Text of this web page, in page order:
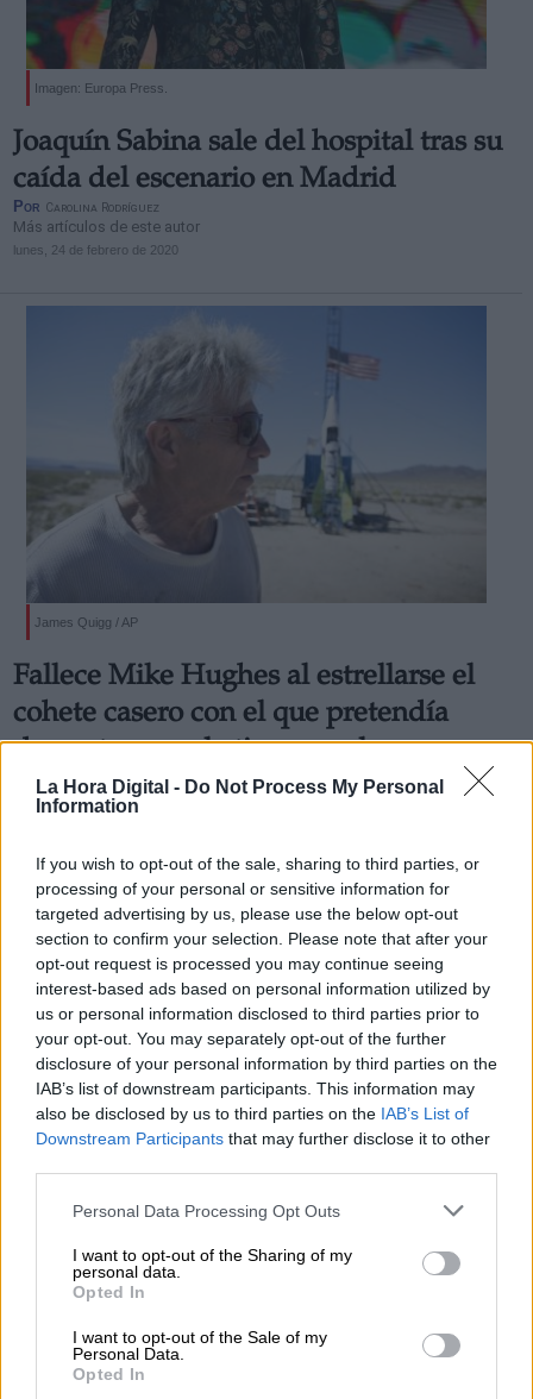
La Hora Digital - Do Not Process My Personal
Information
If you wish to opt-out of the sale, sharing to third parties, or
processing of your personal or sensitive information for
targeted advertising by us, please use the below opt-out
section to confirm your selection. Please note that after your
opt-out request is processed you may continue seeing
interest-based ads based on personal information utilized by
us or personal information disclosed to third parties prior to
your opt-out. You may separately opt-out of the further
disclosure of your personal information by third parties on the
IAB’s list of downstream participants. This information may
also be disclosed by us to third parties on the IAB’s List of
Downstream Participants that may further disclose it to other
Personal Data Processing Opt Outs
I want to opt-out of the Sharing of my
personal data.
Opted In
I want to opt-out of the Sale of my
Personal Data.
Opted In
Imagen: Europa Press.
Joaquín Sabina sale del hospital tras su
caída del escenario en Madrid
Por Carolina Rodríguez
Más artículos de este autor
lunes, 24 de febrero de 2020
James Quigg / AP
Fallece Mike Hughes al estrellarse el
cohete casero con el que pretendía
demostrar que la tierra es plana
El artefacto lo había construido él mismo y toda la escena
fue grabada en vídeo
lunes, 24 de febrero de 2020
Un accidente en una mina de carbón
en Rusia deja al menos 52 muertos
Más artículos de este autor
viernes, 26 de noviembre de 2021